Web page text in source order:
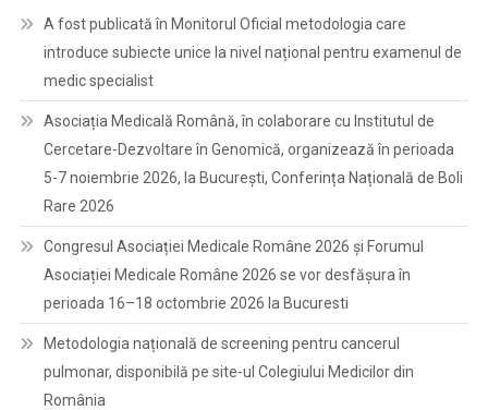
A fost publicată în Monitorul Oficial metodologia care
introduce subiecte unice la nivel național pentru examenul de
medic specialist
Asociația Medicală Română, în colaborare cu Institutul de
Cercetare-Dezvoltare în Genomică, organizează în perioada
5-7 noiembrie 2026, la București, Conferința Națională de Boli
Rare 2026
Congresul Asociației Medicale Române 2026 și Forumul
Asociației Medicale Române 2026 se vor desfășura în
perioada 16–18 octombrie 2026 la Bucuresti
Metodologia națională de screening pentru cancerul
pulmonar, disponibilă pe site-ul Colegiului Medicilor din
România